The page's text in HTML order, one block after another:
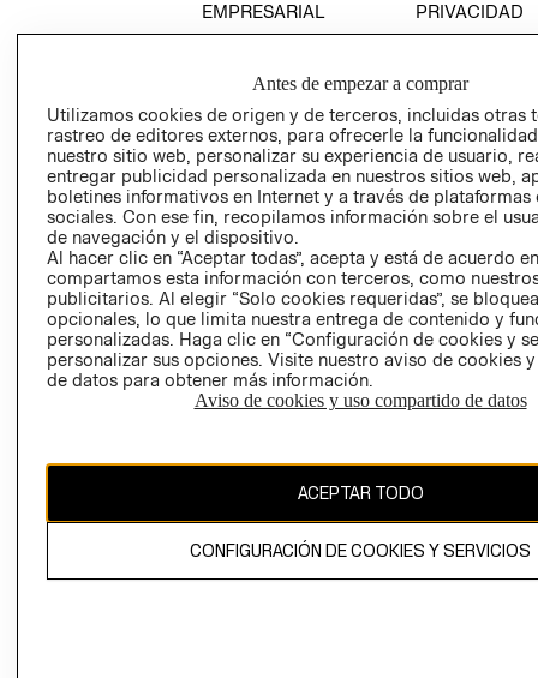
EMPRESARIAL
PRIVACIDAD
AVISO DE
LIBRO DE
Ecuador ($)
CAMBIAR REGIÓN
propiedad de H&M Hennes & Mauritz AB.
Antes de empezar a comprar
Utilizamos cookies de origen y de terceros, incluidas otras
rastreo de editores externos, para ofrecerle la
nuestro sitio web, personalizar su experiencia de usuario,
entregar publicidad personalizada en nuestros sitios web,
boletines informativos en Internet y a través de plataformas
sociales. Con ese fin, recopilamos información sobre el
de navegación y el dispositivo.
Al hacer clic en “Aceptar todas”, acepta y está de acuerdo
compartamos esta información con terceros, como
publicitarios. Al elegir “Solo cookies requeridas”, se
opcionales, lo que limita nuestra entrega de contenido y
personalizadas. Haga clic en “Configuración de cookies y
personalizar sus opciones. Visite nuestro aviso de cookies
de datos para obtener más información.
Aviso de cookies y uso compartido de datos
ACEPTAR TODO
CONFIGURACIÓN DE COOKIES Y SERVICIOS